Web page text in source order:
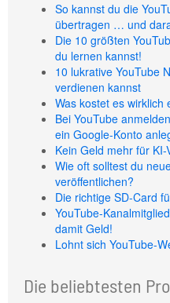
So kannst du die
übertragen … und
Die 10 größten
du lernen kannst!
10 lukrative YouTube
verdienen kannst
Was kostet es wirklich
Bei YouTube
ein Google-Konto
Kein Geld mehr für
Wie oft solltest du
veröffentlichen?
Die richtige SD-Card
YouTube-
damit Geld!
Lohnt sich YouTube-
Die beliebtesten